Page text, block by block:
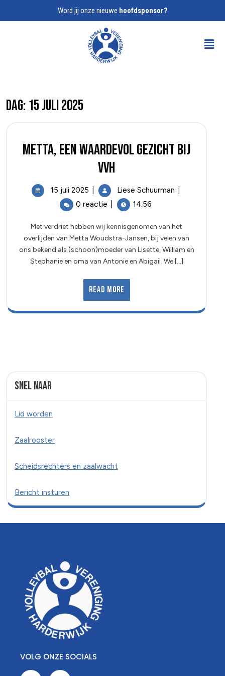
Word jij onze nieuwe hoofdsponsor?
Dag: 15 juli 2025
Metta, een waardevol gezicht bij
VVH
15 juli 2025 Liese Schuurman
0 reactie
14:56
Met verdriet hebben wij kennisgenomen van het
overlijden van Metta Woudstra-Jansen, bij velen van
ons bekend als (schoon)moeder van Lisette, William en
Stephanie en oma van Antonie en Abigail. We [...]
Read More
Snel naar
Lid worden
Zaalrooster
Scheidsrechters en zaalwacht
Bericht insturen
VOLG ONZE SOCIALS